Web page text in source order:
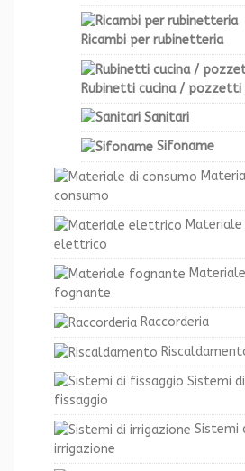
Ricambi per rubinetteria
Rubinetti cucina / pozzetti
Sanitari
Sifoname
consumo
Materiale
elettrico
Materiale
fognante
Raccorderia
Sistemi di
fissaggio
Sistemi
irrigazione